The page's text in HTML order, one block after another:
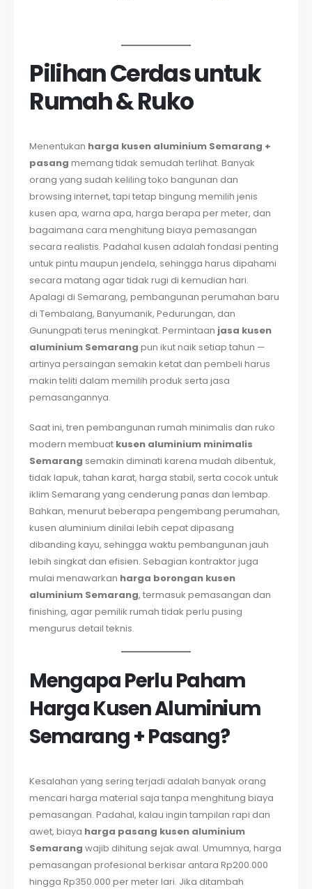
Pilihan Cerdas untuk
Rumah & Ruko
Menentukan harga kusen aluminium Semarang +
pasang memang tidak semudah terlihat. Banyak
orang yang sudah keliling toko bangunan dan
browsing internet, tapi tetap bingung memilih jenis
kusen apa, warna apa, harga berapa per meter, dan
bagaimana cara menghitung biaya pemasangan
secara realistis. Padahal kusen adalah fondasi penting
untuk pintu maupun jendela, sehingga harus dipahami
secara matang agar tidak rugi di kemudian hari.
Apalagi di Semarang, pembangunan perumahan baru
di Tembalang, Banyumanik, Pedurungan, dan
Gunungpati terus meningkat. Permintaan jasa kusen
aluminium Semarang pun ikut naik setiap tahun —
artinya persaingan semakin ketat dan pembeli harus
makin teliti dalam memilih produk serta jasa
pemasangannya.
Saat ini, tren pembangunan rumah minimalis dan ruko
modern membuat kusen aluminium minimalis
Semarang semakin diminati karena mudah dibentuk,
tidak lapuk, tahan karat, harga stabil, serta cocok untuk
iklim Semarang yang cenderung panas dan lembap.
Bahkan, menurut beberapa pengembang perumahan,
kusen aluminium dinilai lebih cepat dipasang
dibanding kayu, sehingga waktu pembangunan jauh
lebih singkat dan efisien. Sebagian kontraktor juga
mulai menawarkan harga borongan kusen
aluminium Semarang, termasuk pemasangan dan
finishing, agar pemilik rumah tidak perlu pusing
mengurus detail teknis.
Mengapa Perlu Paham
Harga Kusen Aluminium
Semarang+ Pasang?
Kesalahan yang sering terjadi adalah banyak orang
mencari harga material saja tanpa menghitung biaya
pemasangan. Padahal, kalau ingin tampilan rapi dan
awet, biaya harga pasang kusen aluminium
Semarang wajib dihitung sejak awal. Umumnya, harga
pemasangan profesional berkisar antara Rp200.000
hingga Rp350.000 per meter lari. Jika ditambah